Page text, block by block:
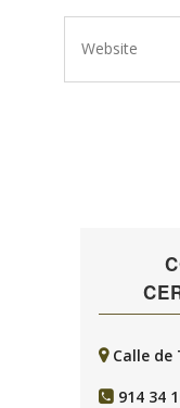
Calle de
914 34